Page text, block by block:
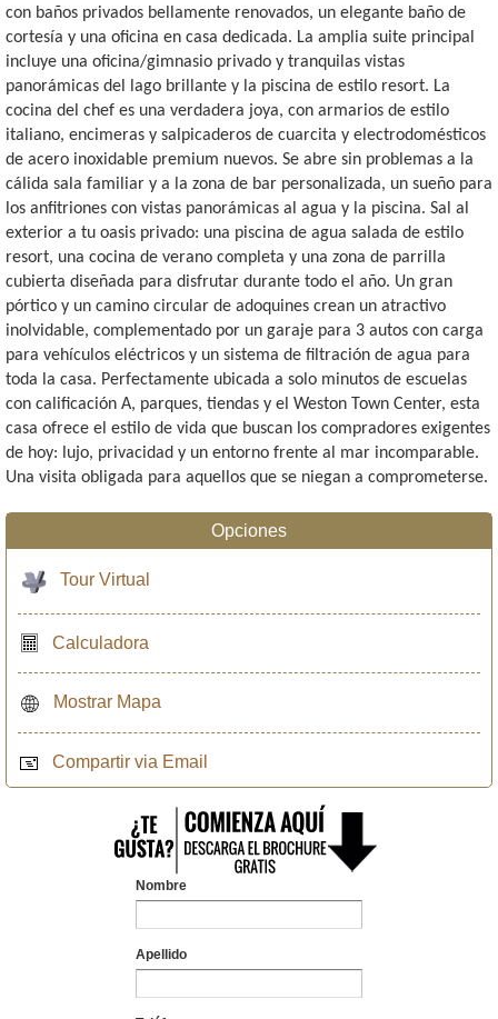
con baños privados bellamente renovados, un elegante baño de
cortesía y una oficina en casa dedicada. La amplia suite principal
incluye una oficina/gimnasio privado y tranquilas vistas
panorámicas del lago brillante y la piscina de estilo resort. La
cocina del chef es una verdadera joya, con armarios de estilo
italiano, encimeras y salpicaderos de cuarcita y electrodomésticos
de acero inoxidable premium nuevos. Se abre sin problemas a la
cálida sala familiar y a la zona de bar personalizada, un sueño para
los anfitriones con vistas panorámicas al agua y la piscina. Sal al
exterior a tu oasis privado: una piscina de agua salada de estilo
resort, una cocina de verano completa y una zona de parrilla
cubierta diseñada para disfrutar durante todo el año. Un gran
pórtico y un camino circular de adoquines crean un atractivo
inolvidable, complementado por un garaje para 3 autos con carga
para vehículos eléctricos y un sistema de filtración de agua para
toda la casa. Perfectamente ubicada a solo minutos de escuelas
con calificación A, parques, tiendas y el Weston Town Center, esta
casa ofrece el estilo de vida que buscan los compradores exigentes
de hoy: lujo, privacidad y un entorno frente al mar incomparable.
Una visita obligada para aquellos que se niegan a comprometerse.
Opciones
Tour Virtual
Calculadora
Mostrar Mapa
Compartir via Email
Nombre
Apellido